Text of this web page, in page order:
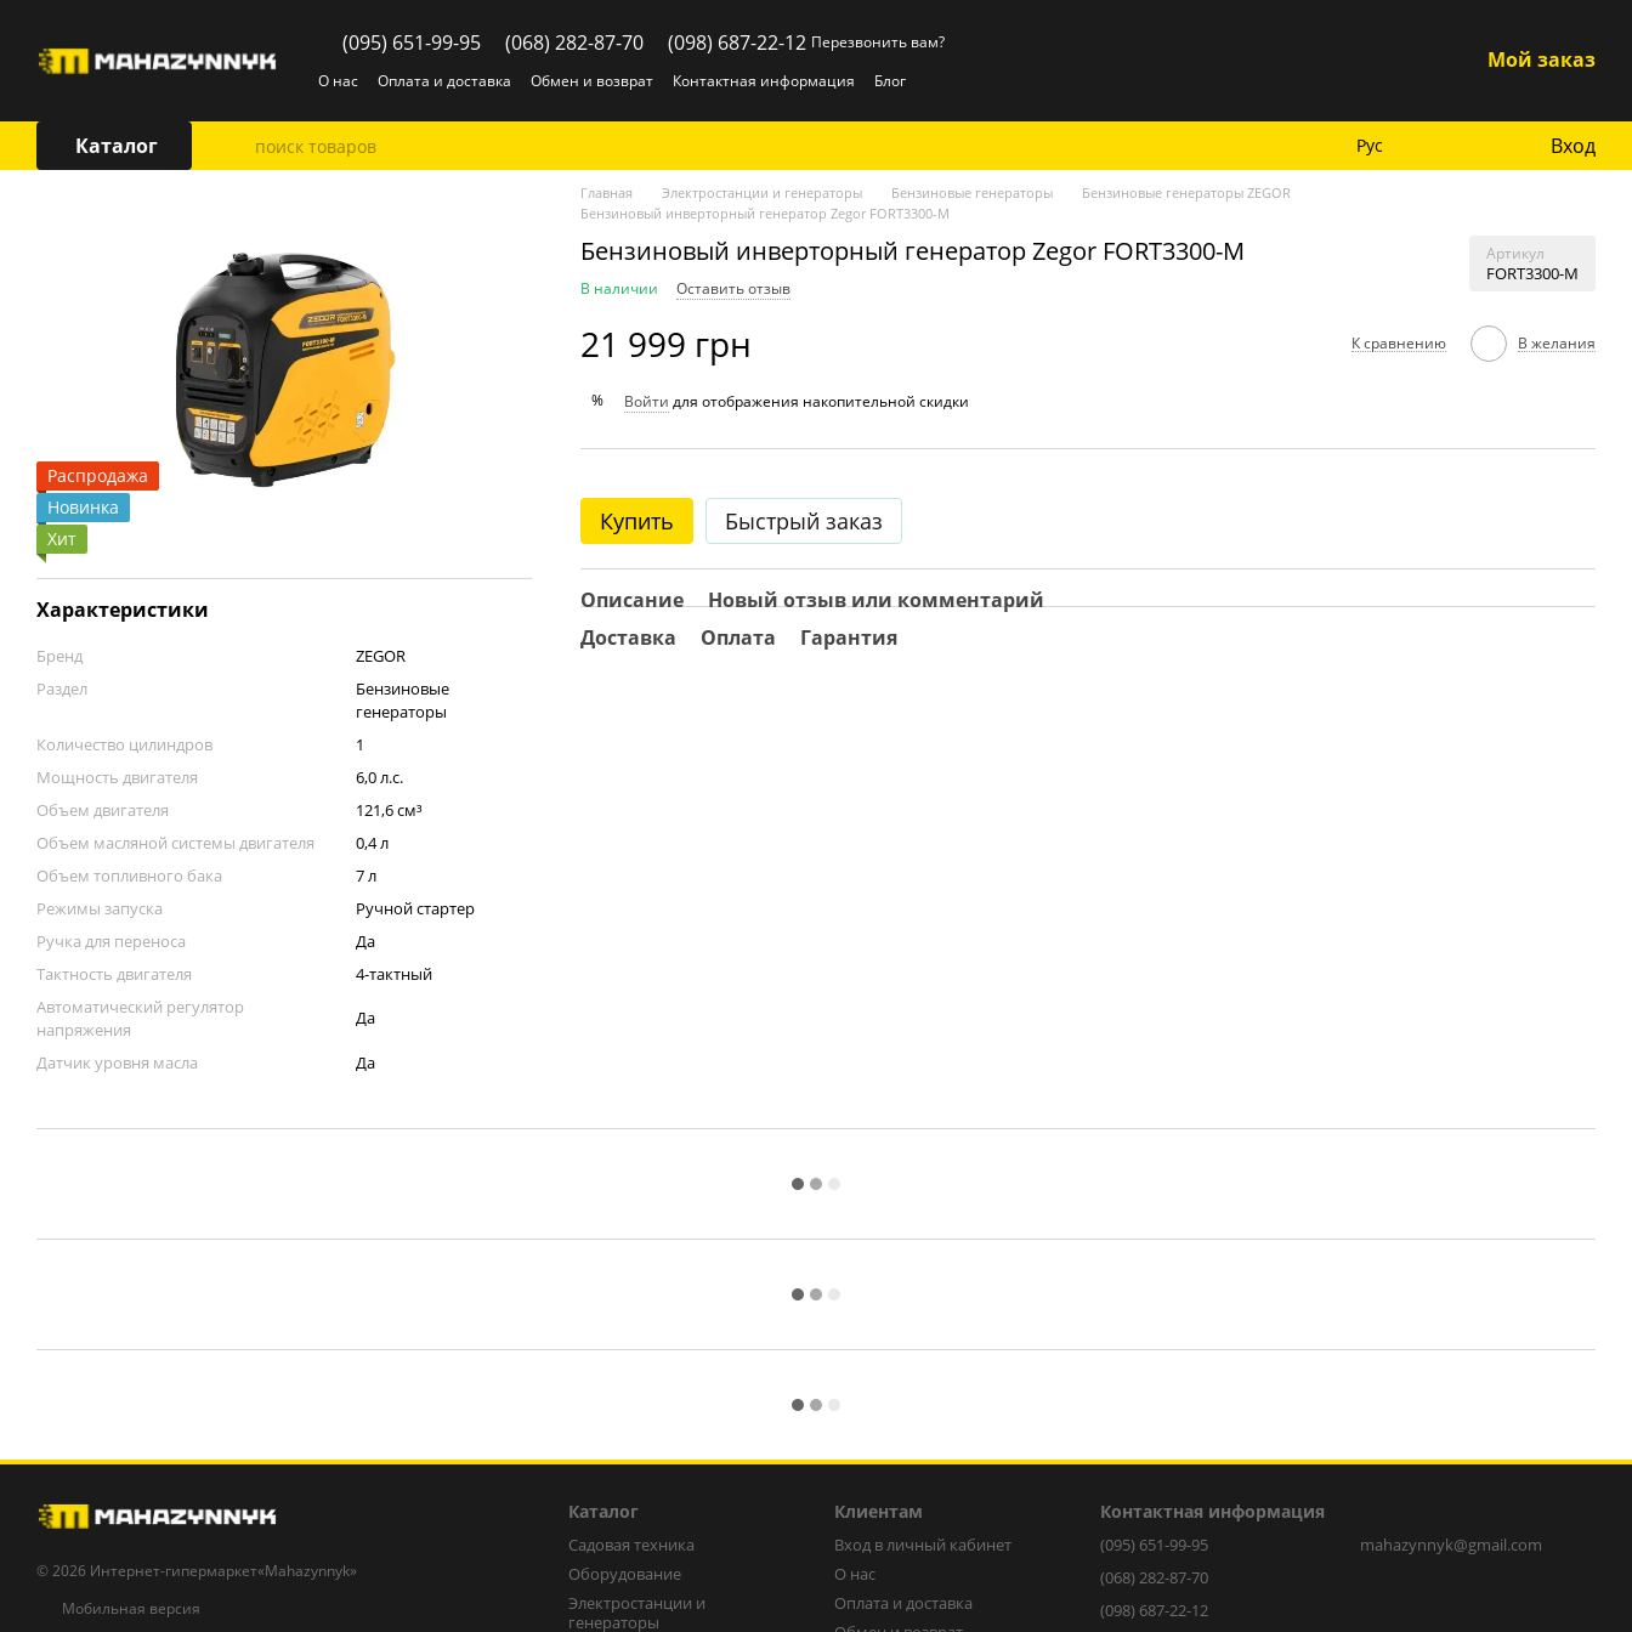
(095) 651-99-95 (068) 282-87-70 (098) 687-22-12 Перезвонить вам?
О нас
Оплата и доставка Обмен и возврат Контактная информация Блог
Мой заказ
Каталог Рус Вход
Распродажа
Новинка
Хит
Характеристики
Бренд
ZEGOR
Раздел
Бензиновые
генераторы
Количество цилиндров
1
Мощность двигателя
6,0 л.с.
Объем двигателя
121,6 см³
Объем масляной системы двигателя
0,4 л
Объем топливного бака
7 л
Режимы запуска
Ручной стартер
Ручка для переноса
Да
Тактность двигателя
4-тактный
Автоматический регулятор
напряжения
Да
Датчик уровня масла Да
Главная Электростанции и генераторы Бензиновые генераторы
Бензиновые генераторы ZEGOR
Бензиновый инверторный генератор Zegor FORT3300-M
Бензиновый инверторный генератор Zegor FORT3300-M Артикул
FORT3300-M
В наличии Оставить отзыв
21 999 грн К сравнению В желания
% Войти для отображения накопительной скидки
Купить Быстрый заказ
Описание
Новый отзыв или комментарий
Доставка
Оплата Гарантия
© 2026 Интернет-гипермаркет«Mahazynnyk»
Мобильная версия
Каталог
Садовая техника
Оборудование
Электростанции и
генераторы
Клиентам
Вход в личный кабинет
О нас
Оплата и доставка
Контактная информация
(095) 651-99-95
(068) 282-87-70
(098) 687-22-12
mahazynnyk@gmail.com